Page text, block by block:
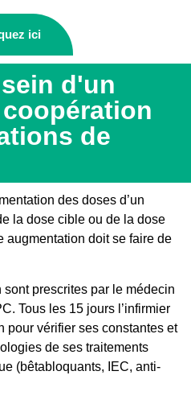
ici
d'un
de
des doses d’un
la dose cible ou de la dose
augmentation doit se faire de
prescrites par le médecin
Tous les 15 jours l’infirmier
pour vérifier ses constantes et
de ses traitements
(bêtabloquants, IEC, anti-